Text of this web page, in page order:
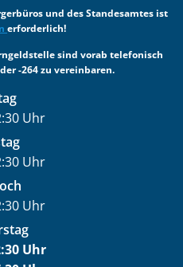
und des Standesamtes ist
erforderlich!
sind vorab telefonisch
-264 zu vereinbaren.
Uhr
08:00 bis 12:30 Uhr
Uhr
08:00 bis 12:30 Uhr
Uhr
08:00 bis 12:30 Uhr
Uhr